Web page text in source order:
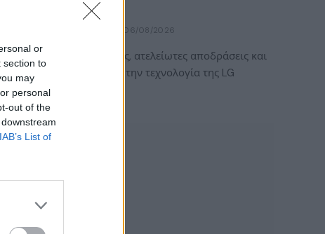
or
section to
may
personal
out of the
IAB’s List of
εμπειρία!
06/08/2026
Καλοκαιρινές στιγμές, ατελείωτες αποδράσεις και
gaming εμπειρίες με την τεχνολογία της LG
UltraGear OLED. Η…